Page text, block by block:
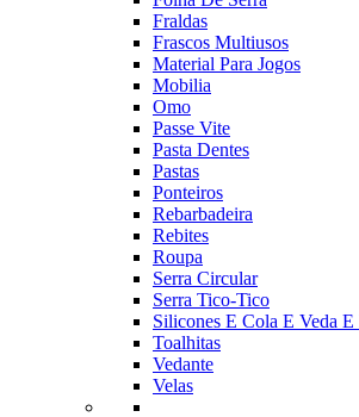
Fraldas
Frascos Multiusos
Material Para Jogos
Mobilia
Omo
Passe Vite
Pasta Dentes
Pastas
Ponteiros
Rebarbadeira
Rebites
Roupa
Serra Circular
Serra Tico-Tico
Silicones E Cola E Veda E
Toalhitas
Vedante
Velas